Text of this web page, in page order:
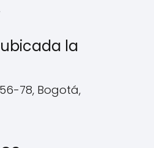
la
78, Bogotá,